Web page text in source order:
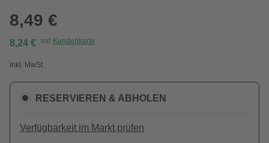
8,49 €
8,24 € mit Kundenkarte
Inkl. MwSt.
RESERVIEREN & ABHOLEN
Verfügbarkeit im Markt prüfen